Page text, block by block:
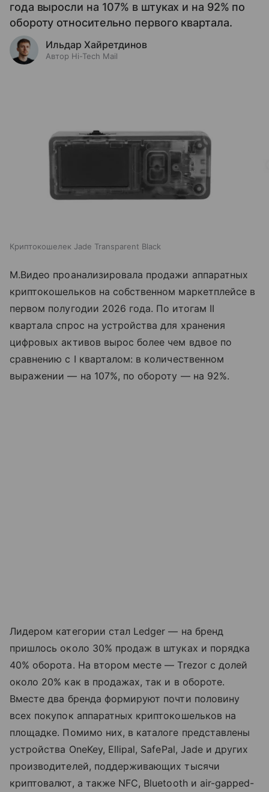
года выросли на 107% в штуках и на 92% по
обороту относительно первого квартала.
Ильдар Хайретдинов
Автор Hi-Tech Mail
Криптокошелек Jade Transparent Black
М.Видео проанализировала продажи аппаратных
криптокошельков на собственном маркетплейсе в
первом полугодии 2026 года. По итогам II
квартала спрос на устройства для хранения
цифровых активов вырос более чем вдвое по
сравнению с I кварталом: в количественном
выражении — на 107%, по обороту — на 92%.
Лидером категории стал Ledger — на бренд
пришлось около 30% продаж в штуках и порядка
40% оборота. На втором месте — Trezor с долей
около 20% как в продажах, так и в обороте.
Вместе два бренда формируют почти половину
всех покупок аппаратных криптокошельков на
площадке. Помимо них, в каталоге представлены
устройства OneKey, Ellipal, SafePal, Jade и других
производителей, поддерживающих тысячи
криптовалют, а также NFC, Bluetooth и air-gapped-